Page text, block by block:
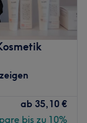
ab 35,10 €
bis zu 10%